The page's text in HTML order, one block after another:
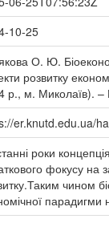
10-25
О. Ю.
розвитку
р., м. Миколаїв).
er.knutd.edu.ua/
роки
фокусу на
чином
парадигми